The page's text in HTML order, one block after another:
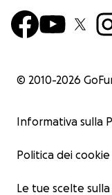
© 2010-2026
Informativa sulla
Politica dei cookie
Le tue scelte